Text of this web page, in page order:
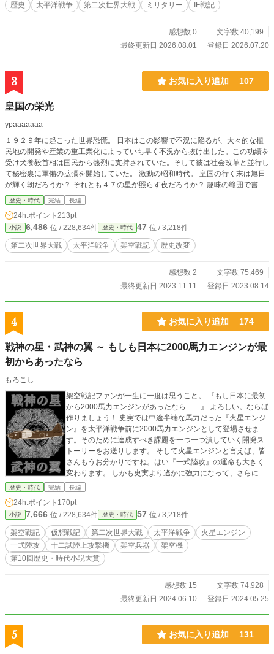
歴史 太平洋戦争 第二次世界大戦 ミリタリー IF戦記
感想数 0
文字数 40,199
最終更新日 2026.08.01
登録日 2026.07.20
3 お気に入り追加 107
皇国の栄光
ypaaaaaaa
１９２９年に起こった世界恐慌。 日本はこの影響で不況に陥るが、大々的な植
民地の開発や産業の重工業化によっていち早く不況から抜け出した。この功績を
受け犬養毅首相は国民から熱烈に支持されていた。そして彼は社会改革と並行し
て秘密裏に軍備の拡張を開始していた。 激動の昭和時代。 皇国の行く末は旭日
が輝く朝だろうか？ それとも４７の星が照らす夜だろうか？ 趣味の範囲で書い
ているので違うところもあると思います。 こんなことがあったらいいな程度で
見ていただくと幸いです
歴史・時代 完結 長編
24h.ポイント 213pt
小説 6,486 位 / 228,634件 歴史・時代 47 位 / 3,218件
第二次世界大戦 太平洋戦争 架空戦記 歴史改変
感想数 2
文字数 75,469
最終更新日 2023.11.11
登録日 2023.08.14
4 お気に入り追加 174
戦神の星・武神の翼 ～ もしも日本に2000馬力エンジンが最
初からあったなら
もろこし
架空戦記ファンが一生に一度は思うこと。 『もし日本に最初
から2000馬力エンジンがあったなら……』 よろしい。ならば
作りましょう！ 史実では中途半端な馬力だった『火星エンジ
ン』を太平洋戦争前に2000馬力エンジンとして登場させま
す。そのために達成すべき課題を一つ一つ潰していく開発ス
トーリーをお送りします。 そして火星エンジンと言えば、皆
さんもうお分かりですね。はい『一式陸攻』の運命も大きく
変わります。 しかも史実より遙かに強力になって、さらに1
年早く登場します。それは戦争そのものにも大きな影響を与
歴史・時代 完結 長編
24h.ポイント 170pt
小説 7,666 位 / 228,634件 歴史・時代 57 位 / 3,218件
架空戦記 仮想戦記 第二次世界大戦 太平洋戦争
火星エンジン
一式陸攻
十二試陸上攻撃機 架空兵器
架空機
第10回歴史・時代小説大賞
感想数 15
文字数 74,928
最終更新日 2024.06.10
登録日 2024.05.25
5 お気に入り追加 131